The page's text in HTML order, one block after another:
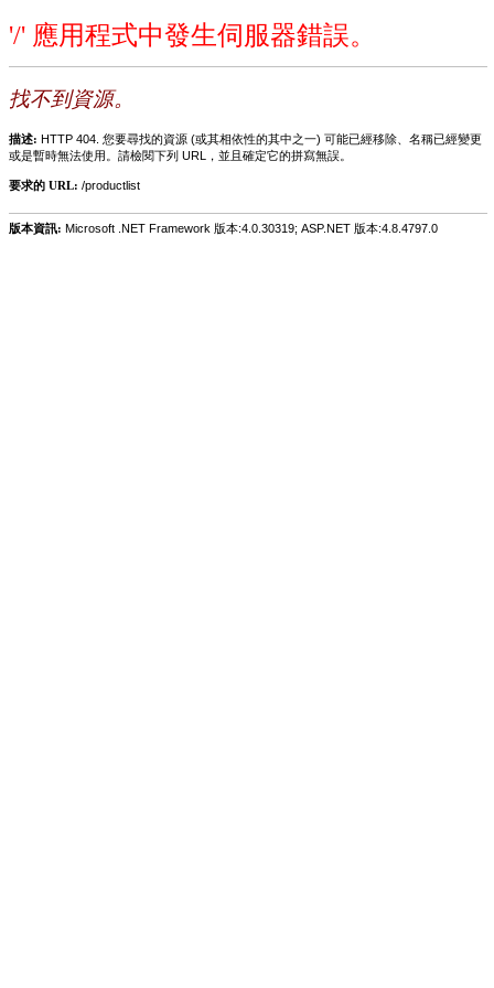
'/' 應用程式中發生伺服器錯誤。
找不到資源。
描述: HTTP 404. 您要尋找的資源 (或其相依性的其中之一) 可能已經移除、名稱已經變更
或是暫時無法使用。請檢閱下列 URL，並且確定它的拼寫無誤。
要求的 URL: /productlist
版本資訊: Microsoft .NET Framework 版本:4.0.30319; ASP.NET 版本:4.8.4797.0